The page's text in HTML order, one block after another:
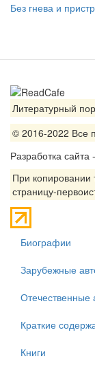
Без гнева и
Литературный
© 2016-2022 Все
Разработка сайта -
При копировании
страницу-
Биографии
Зарубежные
Отечественные
Краткие
Книги